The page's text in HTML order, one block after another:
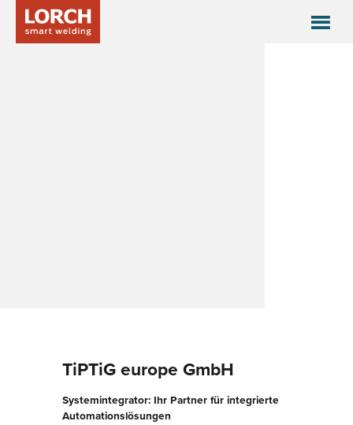
TiPTiG europe GmbH
Systemintegrator: Ihr Partner für integrierte
Automationslösungen